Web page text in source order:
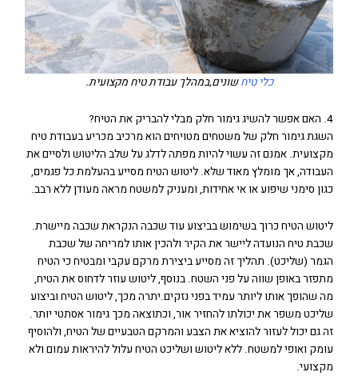
כלי טיחשונים,במהלך עבודת טיח מקצועית.
4. האם אפשר להשיג גימור חלק מבלי להבריק את הטיח?
השגת גימור חלק של משטחים מטויחים הוא מרכיב מכריע בעבודת טיח
מקצועית. אמנם זה עשוי להיות מפתה לדלג על שלב הליטוש ולסיים את
העבודה, אך מומלץ מאוד שלא. ליטוש הטיח מסייע בהעלמת כל פגמים,
כגון סימני שיפוע או אי אחידות, ומעניק למשטח מראה מעודן ללא רבב.
ליטוש הטיח כרוך בשימוש בביצוע עוד שכבה הנקראת שכבה מיישרת.
שכבת טיח הנועדה ליישר את הקיר ולהכין אותו למריחה של שכבת
הגמר (שליכט). תהליך זה מסייע ביצירת מרקם עקבי ומבטיח כי הטיח
מתפזר באופן שווה על פני השטח. בנוסף, ליטוש עוזר לדחוס את הטיח,
מה שהופך אותו ליותר עמיד בפני נזקים.יתרה מכך, ליטוש הטיח וביצוע
שליכט משפר את יכולתו להחזיר אור, וכתוצאה מכך גימור אסתטי יותר.
זה גם יכול לעזור להוציא את הצבע והמרקם הטבעיים של הטיח, ולהוסיף
עומק ואופי למשטח. ללא ליטוש ושליכט הטיח עלול להיראות עמום ולא
מקצועי.